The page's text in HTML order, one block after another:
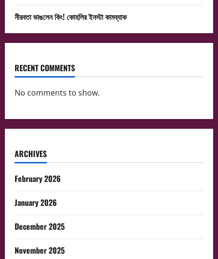
নীরবতা ভাঙলেন কিং! কোহলির ইনস্টা কামব্যাক
RECENT COMMENTS
No comments to show.
ARCHIVES
February 2026
January 2026
December 2025
November 2025